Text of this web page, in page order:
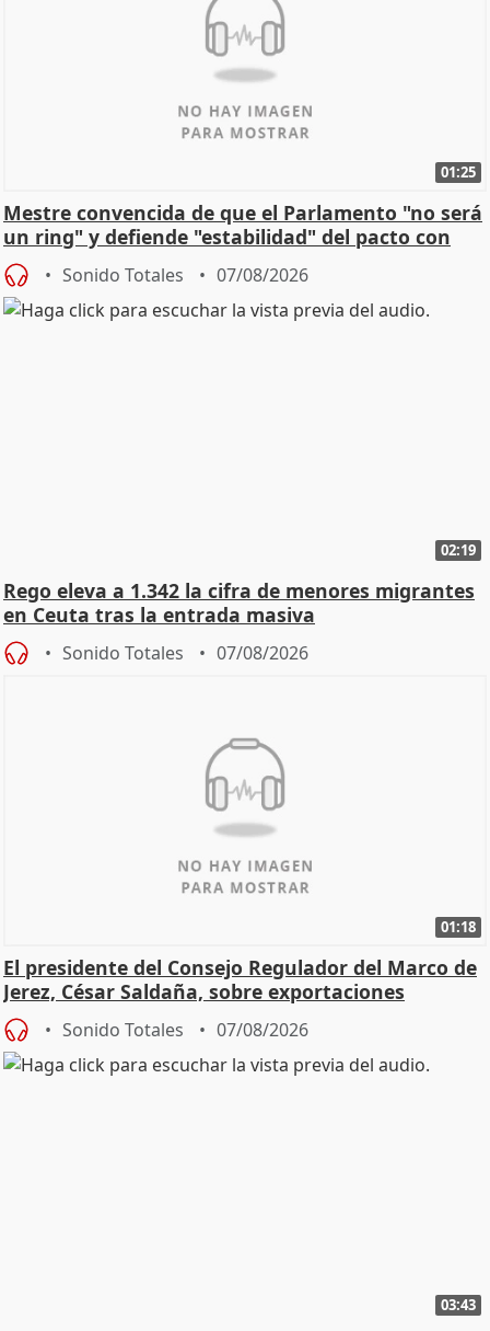
01:25
Mestre convencida de que el Parlamento "no será
un ring" y defiende "estabilidad" del pacto con
Vox
Sonido Totales 07/08/2026
02:19
Rego eleva a 1.342 la cifra de menores migrantes
en Ceuta tras la entrada masiva
Sonido Totales 07/08/2026
01:18
El presidente del Consejo Regulador del Marco de
Jerez, César Saldaña, sobre exportaciones
Sonido Totales 07/08/2026
03:43